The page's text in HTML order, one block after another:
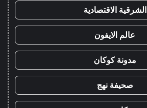
الشرقية الاقتصادية
عالم الايفون
مدونة كوكان
صحيفة نهج